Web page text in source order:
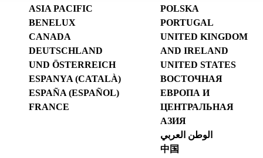
ASIA PACIFIC
BENELUX
CANADA
DEUTSCHLAND
UND ÖSTERREICH
ESPANYA (CATALÀ)
ESPAÑA (ESPAÑOL)
FRANCE
POLSKA
PORTUGAL
UNITED KINGDOM
AND IRELAND
UNITED STATES
ВОСТОЧНАЯ
ЕВРОПА И
ЦЕНТРАЛЬНАЯ
АЗИЯ
الوطن العربي
中国